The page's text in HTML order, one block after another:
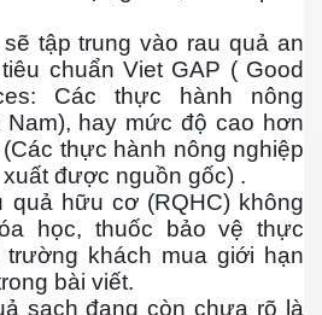
tập trung vào rau quả an
chuẩn Viet GAP ( Good
Các thực hành nông
Nam), hay mức độ cao hơn
thực hành nông nghiệp
được nguồn gốc) .
quả hữu cơ (RQHC) không
học, thuốc bảo vệ thực
khách mua giới hạn
bài viết.
sạch đang còn chưa rõ là